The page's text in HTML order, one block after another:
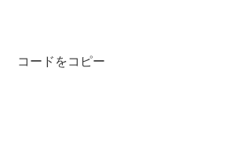
コードをコピー